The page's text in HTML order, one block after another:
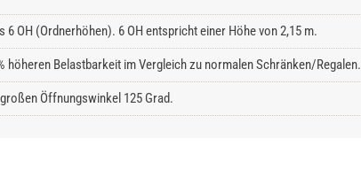
OH (Ordnerhöhen). 6 OH entspricht einer Höhe von 2,15 m.
höheren Belastbarkeit im Vergleich zu normalen Schränken/Regalen.
Öffnungswinkel 125 Grad.